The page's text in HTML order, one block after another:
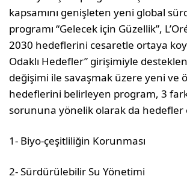
kapsamını genişleten yeni global
programı “Gelecek için Güzellik”,
2030 hedeflerini cesaretle ortaya
Odaklı Hedefler” girişimiyle
değişimi ile savaşmak üzere yeni ve
hedeflerini belirleyen program, 3
sorununa yönelik olarak da hedefler
1- Biyo-çeşitliliğin Korunması
2- Sürdürülebilir Su Yönetimi